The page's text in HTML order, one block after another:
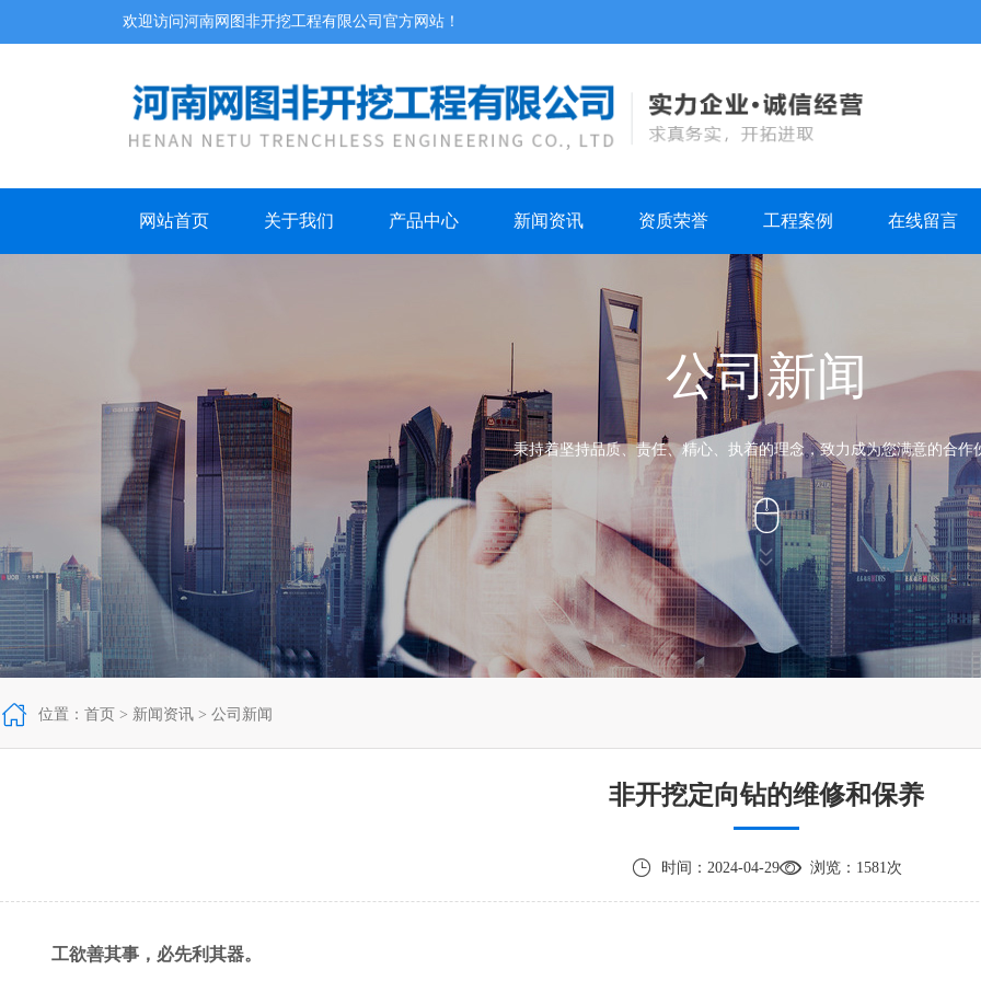
欢迎访问河南网图非开挖工程有限公司官方网站！
网站首页 关于我们 产品中心 新闻资讯 资质荣誉 工程案例 在线留言
公司新闻
秉持着坚持品质、责任、精心、执着的理念，致力成为您满意的合作



 位置： 首页 > 新闻资讯 > 公司新闻
非开挖定向钻的维修和保养
 时间：2024-04-29 浏览：1581次
工欲善其事，必先利其器。